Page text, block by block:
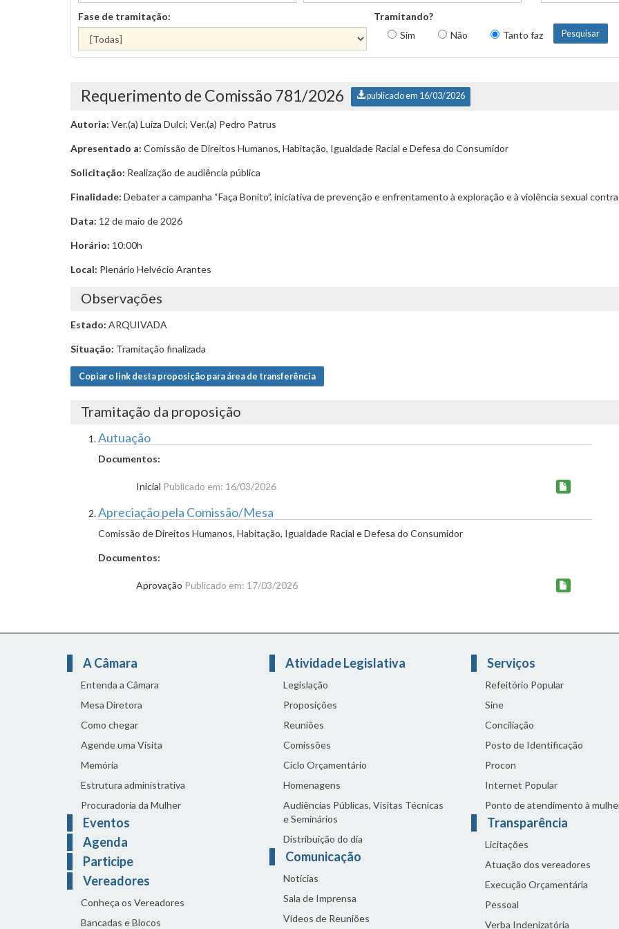
Fase de tramitação:
Tramitando?
Sim
Não Tanto faz
Requerimento de Comissão 781/2026 publicado em 16/03/2026
Autoria: Ver.(a) Luiza Dulci; Ver.(a) Pedro Patrus
Apresentado a: Comissão de Direitos Humanos, Habitação, Igualdade Racial e Defesa do Consumidor
Solicitação: Realização de audiência pública
Finalidade: Debater a campanha “Faça Bonito”, iniciativa de prevenção e enfrentamento à exploração e à violência sexual
Data: 12 de maio de 2026
Horário: 10:00h
Local: Plenário Helvécio Arantes
Observações
Estado: ARQUIVADA
Situação: Tramitação finalizada
Copiar o link desta proposição para área de transferência
Tramitação da proposição
Autuação
Documentos:
Inicial Publicado em: 16/03/2026
Apreciação pela Comissão/Mesa
Comissão de Direitos Humanos, Habitação, Igualdade Racial e Defesa do Consumidor
Documentos:
Aprovação Publicado em: 17/03/2026
A Câmara
Entenda a Câmara
Mesa Diretora
Como chegar
Agende uma Visita
Memória
Estrutura administrativa
Procuradoria da Mulher
Eventos
Agenda
Participe
Vereadores
Conheça os Vereadores
Bancadas e Blocos
Atividade Legislativa
Legislação
Proposições
Reuniões
Comissões
Ciclo Orçamentário
Homenagens
Audiências Públicas, Visitas Técnicas
e Seminários
Distribuição do dia
Comunicação
Notícias
Sala de Imprensa
Vídeos de Reuniões
Serviços
Refeitório Popular
Sine
Conciliação
Posto de Identificação
Procon
Internet Popular
Ponto de atendimento à
Transparência
Licitações
Atuação dos vereadores
Execução Orçamentária
Pessoal
Verba Indenizatória